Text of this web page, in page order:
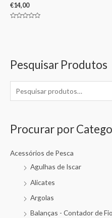
Pesquisar Produtos
Procurar por
Acessórios de Pesca
Agulhas de Iscar
Alicates
Argolas
Balanças - Contador de Fio
€14,00